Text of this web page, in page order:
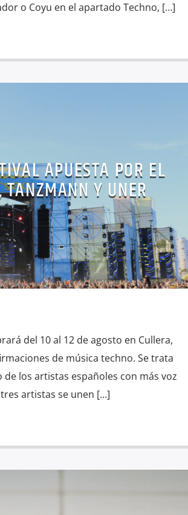
o Coyu en el apartado Techno, […]
APUESTA POR EL
TANZMANN Y UNER
del 10 al 12 de agosto en Cullera,
de música techno. Se trata
de los artistas españoles con más voz
artistas se unen […]